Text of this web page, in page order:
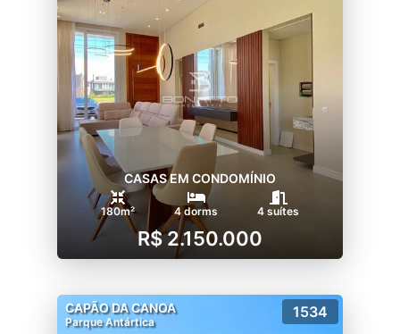
CASAS EM CONDOMÍNIO
180m² 4 dorms 4 suítes
R$ 2.150.000
CAPÃO DA CANOA
Parque Antártica
1534